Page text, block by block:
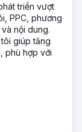
triển vượt
PPC, phương
nội dung.
giúp tăng
phù hợp với